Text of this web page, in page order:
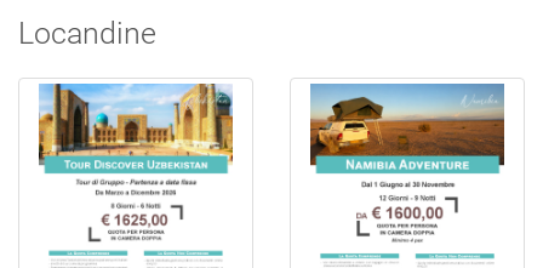
Locandine